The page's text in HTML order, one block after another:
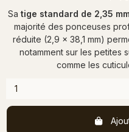
Sa tige standard de 2,35
majorité des ponceuses
réduite (2,9 x 38,1 mm)
notamment sur les petites
comme les